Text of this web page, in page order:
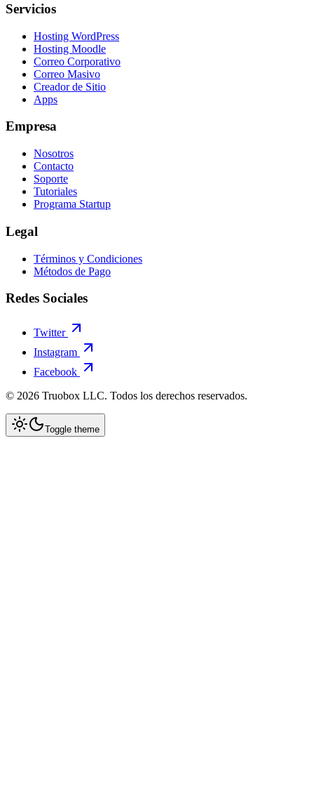
Servicios
Hosting WordPress
Hosting Moodle
Correo Corporativo
Correo Masivo
Creador de Sitio
Apps
Empresa
Nosotros
Contacto
Soporte
Tutoriales
Programa Startup
Legal
Términos y Condiciones
Métodos de Pago
Redes Sociales
Twitter
Instagram
Facebook
© 2026 Truobox LLC. Todos los derechos reservados.
Toggle theme